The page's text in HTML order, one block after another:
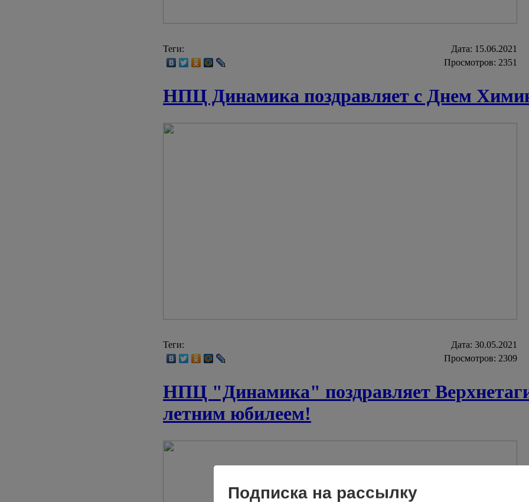
Теги: Дата: 15.06.2021
Просмотров: 2351
НПЦ Динамика поздравляет с Днем
Теги: Дата: 30.05.2021
Просмотров: 2309
НПЦ "Динамика" поздравляет
летним юбилеем!
Подписка на рассылку